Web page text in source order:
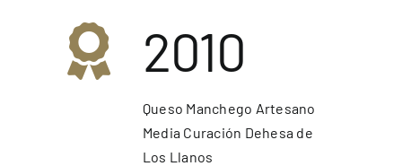
2010
Queso Manchego Artesano
Media Curación Dehesa de
Los Llanos